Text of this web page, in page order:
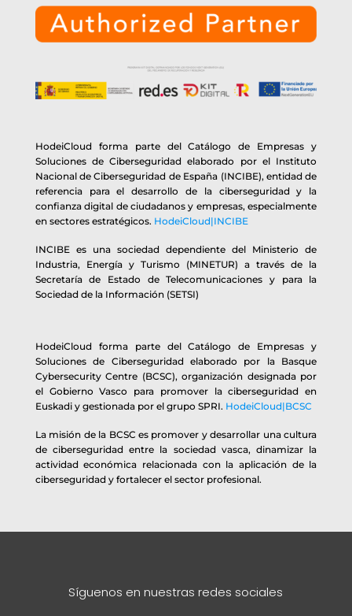
HodeiCloud forma parte del Catálogo de Empresas y
Soluciones de Ciberseguridad elaborado por el Instituto
Nacional de Ciberseguridad de España (INCIBE), entidad de
referencia para el desarrollo de la ciberseguridad y la
confianza digital de ciudadanos y empresas, especialmente
en sectores estratégicos. HodeiCloud|INCIBE
INCIBE es una sociedad dependiente del Ministerio de
Industria, Energía y Turismo (MINETUR) a través de la
Secretaría de Estado de Telecomunicaciones y para la
Sociedad de la Información (SETSI)
HodeiCloud forma parte del Catálogo de Empresas y
Soluciones de Ciberseguridad elaborado por la Basque
Cybersecurity Centre (BCSC), organización designada por
el Gobierno Vasco para promover la ciberseguridad en
Euskadi y gestionada por el grupo SPRI. HodeiCloud|BCSC
La misión de la BCSC es promover y desarrollar una cultura
de ciberseguridad entre la sociedad vasca, dinamizar la
actividad económica relacionada con la aplicación de la
ciberseguridad y fortalecer el sector profesional.
Síguenos en nuestras redes sociales